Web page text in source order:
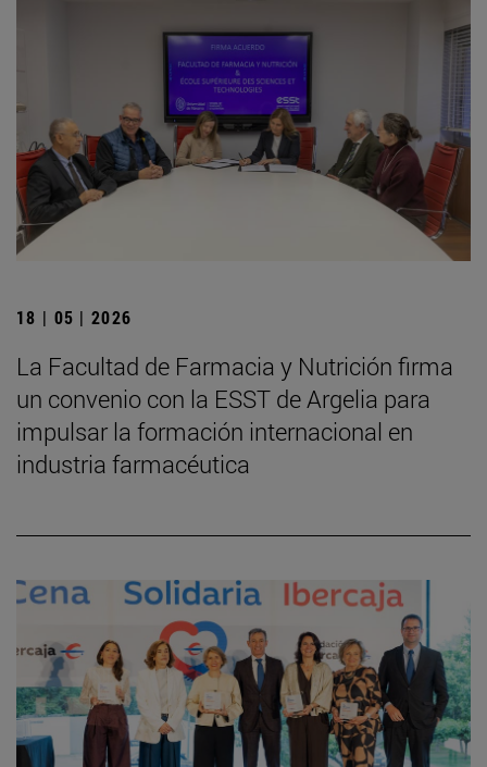
18 | 05 | 2026
La Facultad de Farmacia y Nutrición firma
un convenio con la ESST de Argelia para
impulsar la formación internacional en
industria farmacéutica